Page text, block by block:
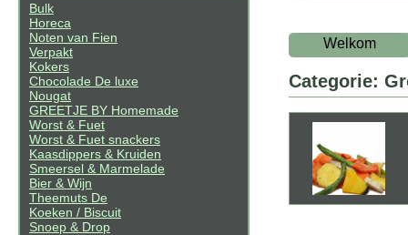
Bulk
Horeca
Noten van Fien
Verpakt
Kokers
Chocolade De luxe
Nougat
GREETJE BY Homemade
Worst & Fuet
Worst & Fuet snackers
Kaasdippers & Kruiden
Smeersel & Marmelade
Bier & Wijn
Theemuts De
Koeken / Biscuit
Snoep & Drop
Welkom
Categorie: